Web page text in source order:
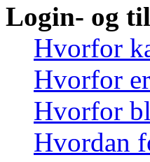
Login- og
Hvorfor
Hvorfor
Hvorfor
Hvordan